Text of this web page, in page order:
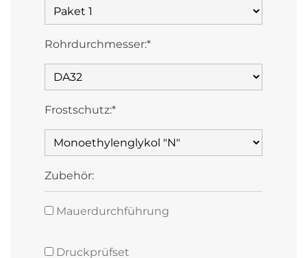
Rohrdurchmesser:*
Frostschutz:*
Zubehör:
Mauerdurchführung
Druckprüfset